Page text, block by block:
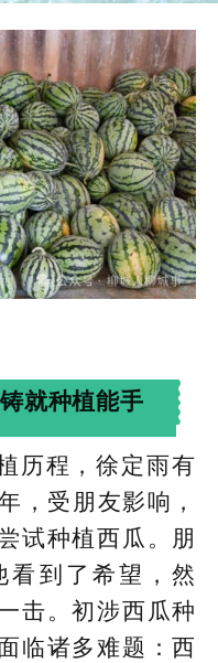
就种植能手
历程，徐定雨有
，受朋友影响，
试种植西瓜。朋
看到了希望，然
击。初涉西瓜种
临诸多难题：西